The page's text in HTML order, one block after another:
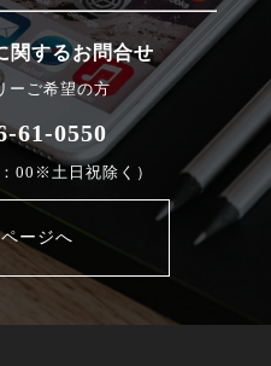
関するお問合せ
ーご希望の方
61-0550
00※土日祝除く）
ージへ